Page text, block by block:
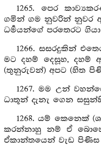
1265. පෙර
ගමින් ගම නුවරින් නුවර
ධර්‍මයන්ගේ පරතෙරට
1266. සසරදුකින්
මට දහම් දෙසූහ, දහම්
(තුනුරුවන්) අපට (හිත
1267. මම උන්
ධාතූන් දැනැ ගෙන
1268. යම් කෙනෙක්
කරන්නාහු නම් ඒ
ඒකාන්තයෙන් වැඩ